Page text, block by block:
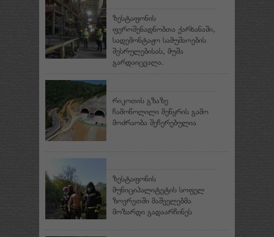
ზესტაფონის
ფეროშენადნობთა ქარხანაში,
სადემონტაჟო სამუშაოების
შესრულებისას, მუშა
გარდაიცვალა.
რიკოთის გზაზე
ჩამოწოლილი მეწყრის გამო
მოძრაობა შეჩერებულია
ზესტაფონის
მუნიციპალიტეტის სოფელ
ზოვრეთში მაშველებმა
მოზარდი გადაარჩინეს